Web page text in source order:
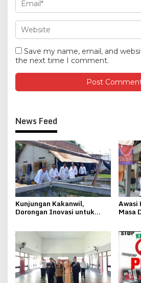
Save my name, email, and
the next time I comment.
News Feed
Kunjungan Kakanwil,
Dorongan Inovasi untuk
Awasi
Masa